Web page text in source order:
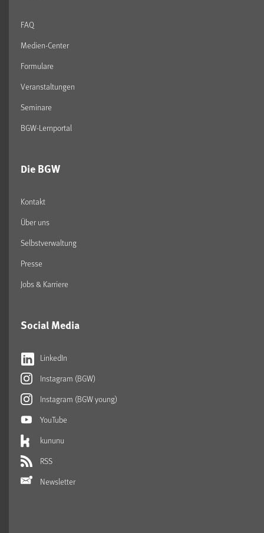
FAQ
Medien-Center
Formulare
Veranstaltungen
Seminare
BGW-Lernportal
Die BGW
Kontakt
Über uns
Selbstverwaltung
Presse
Jobs & Karriere
Social Media
LinkedIn
Instagram (BGW)
Instagram (BGW young)
YouTube
kununu
RSS
Newsletter